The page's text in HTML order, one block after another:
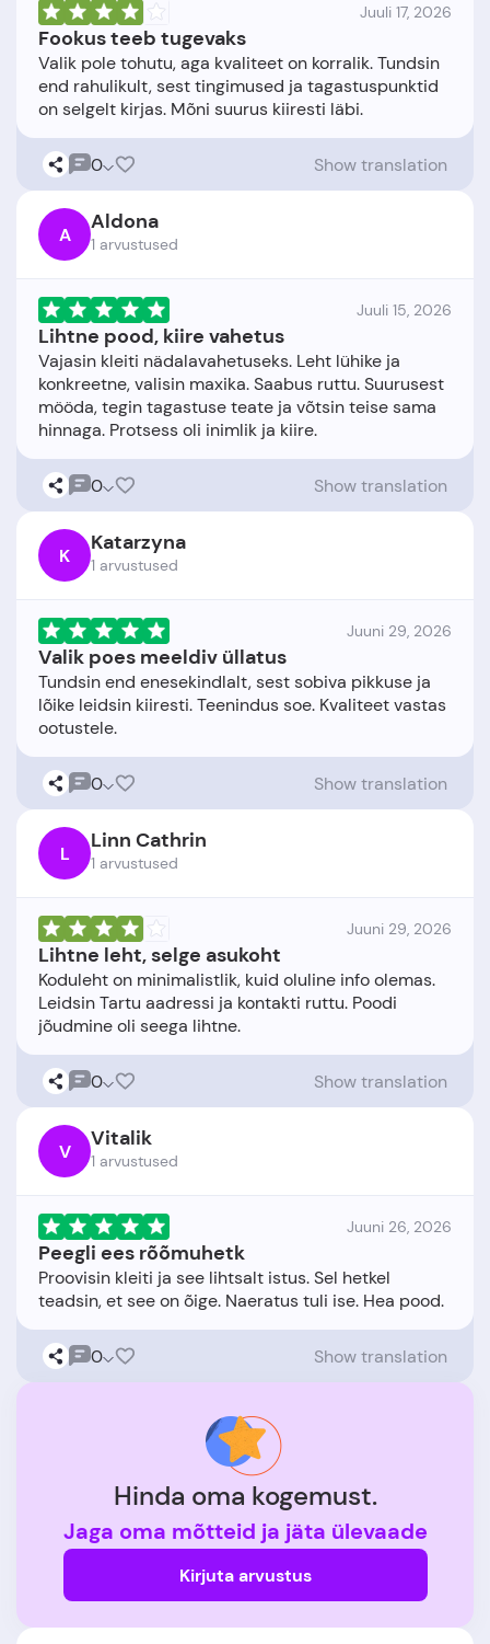
Juuli 17, 2026
Fookus teeb tugevaks
Valik pole tohutu, aga kvaliteet on korralik. Tundsin
end rahulikult, sest tingimused ja tagastuspunktid
0 Show translation
A Aldona
1 arvustused
Juuli 15, 2026
Lihtne pood, kiire vahetus
Vajasin kleiti nädalavahetuseks. Leht lühike ja
konkreetne, valisin maxika. Saabus ruttu. Suurusest
mööda, tegin tagastuse teate ja võtsin teise sama
0 Show translation
K Katarzyna
1 arvustused
Juuni 29, 2026
Valik poes meeldiv üllatus
Tundsin end enesekindlalt, sest sobiva pikkuse ja
lõike leidsin kiiresti. Teenindus soe. Kvaliteet vastas
0 Show translation
L Linn Cathrin
1 arvustused
Juuni 29, 2026
Lihtne leht, selge asukoht
Koduleht on minimalistlik, kuid oluline info olemas.
Leidsin Tartu aadressi ja kontakti ruttu. Poodi
0 Show translation
V Vitalik
1 arvustused
Juuni 26, 2026
Peegli ees rõõmuhetk
Proovisin kleiti ja see lihtsalt istus. Sel hetkel
0 Show translation
Hinda oma kogemust.
Jaga oma mõtteid ja jäta ülevaade
Kirjuta arvustus